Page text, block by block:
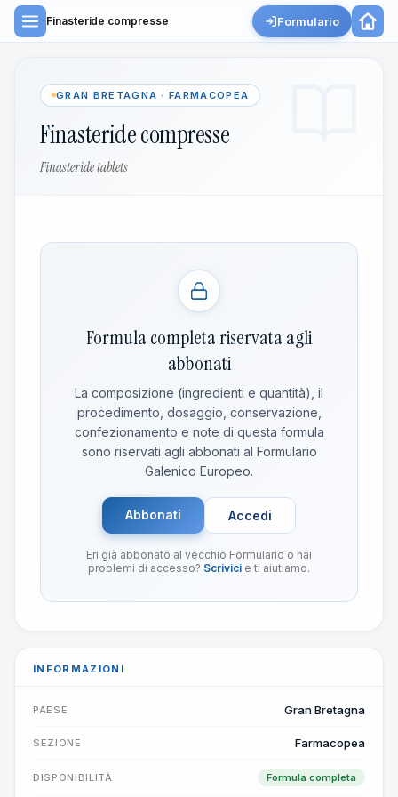
Finasteride compresse Formulario
GRAN BRETAGNA · FARMACOPEA
Finasteride compresse
Finasteride tablets
Formula completa riservata agli
abbonati
La composizione (ingredienti e quantità), il
procedimento, dosaggio, conservazione,
confezionamento e note di questa formula
sono riservati agli abbonati al Formulario
Galenico Europeo.
Abbonati Accedi
Eri già abbonato al vecchio Formulario o hai
problemi di accesso? Scrivici e ti aiutiamo.
INFORMAZIONI
PAESE Gran Bretagna
SEZIONE Farmacopea
DISPONIBILITÀ Formula completa